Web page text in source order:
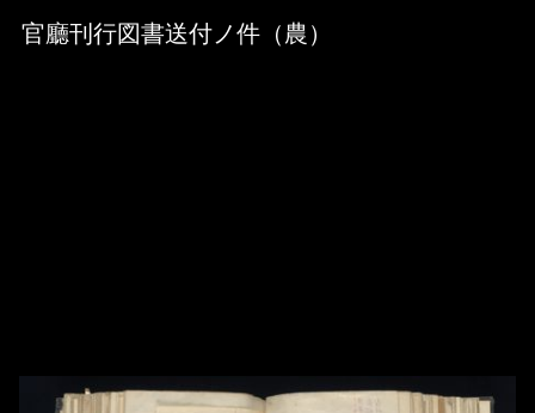
Media Viewer
官廳刊行図書送付ノ件（農）